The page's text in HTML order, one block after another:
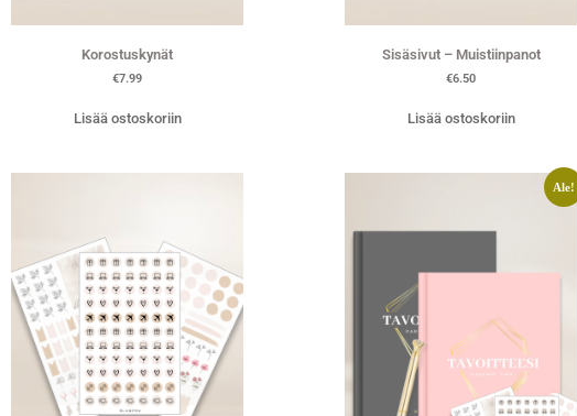
Korostuskynät
€7.99
Lisää ostoskoriin
Sisäsivut – Muistiinpanot
€6.50
Lisää ostoskoriin
Ale!